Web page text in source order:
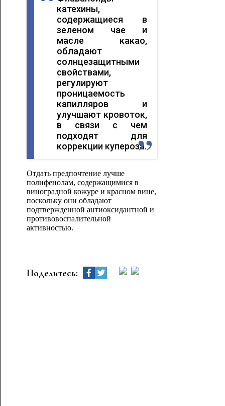
катехины,
содержащиеся в
зеленом чае и
масле какао,
обладают
солнцезащитными
свойствами,
регулируют
проницаемость
капилляров и
улучшают кровоток,
в связи с чем
подходят для
коррекции купероза.
Отдать предпочтение лучше
полифенолам, содержащимися в
виноградной кожуре и красном вине,
поскольку они обладают
подтвержденной антиоксидантной и
противовоспалительной
активностью.
Поделитесь: